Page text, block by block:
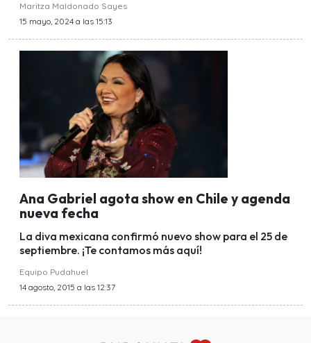
Maritza Maldonado Sayes
15 mayo, 2024 a las 15:13
Ana Gabriel agota show en Chile y agenda
nueva fecha
La diva mexicana confirmó nuevo show para el 25 de
septiembre. ¡Te contamos más aquí!
Equipo Pudahuel
14 agosto, 2015 a las 12:37